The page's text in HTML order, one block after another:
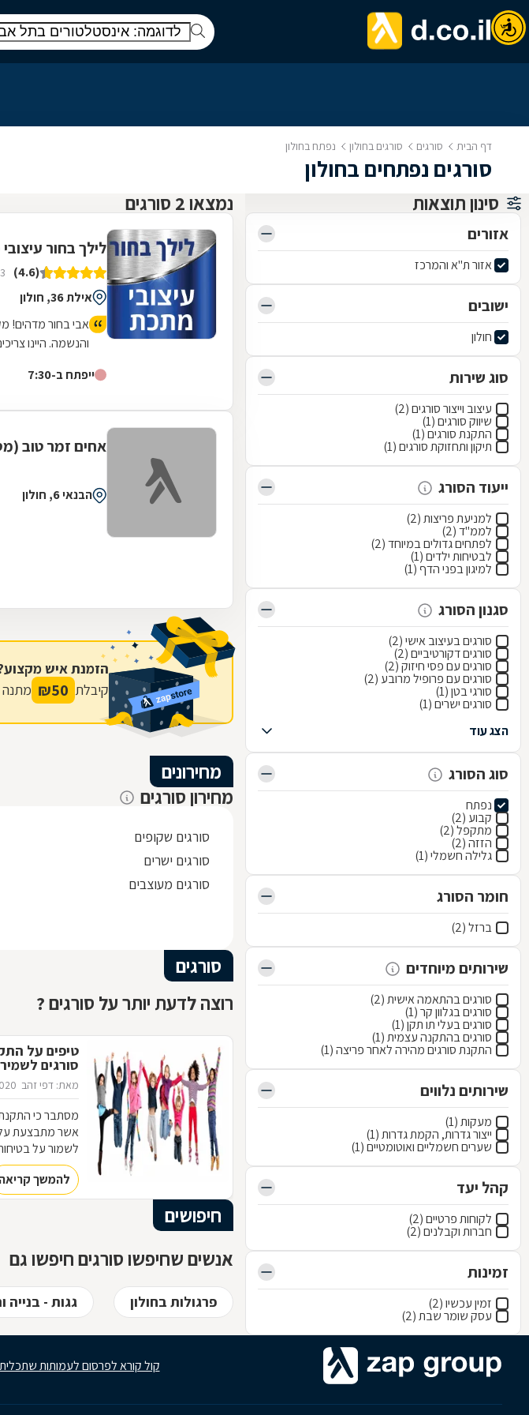
דף הבית סורגים סורגים בחולון נפתח בחולון
סורגים נפתחים בחולון
סינון תוצאות
אזורים
אזור ת"א והמרכז
ישובים
חולון
סוג שירות
עיצוב וייצור סורגים (2)
שיווק סורגים (1)
התקנת סורגים (1)
תיקון ותחזוקת סורגים (1)
ייעוד הסורג
למניעת פריצות (2)
לממ"ד (2)
לפתחים גדולים במיוחד (2)
לבטיחות ילדים (1)
למיגון בפני הדף (1)
סגנון הסורג
סורגים בעיצוב אישי (2)
סורגים דקורטיביים (2)
סורגים עם פסי חיזוק (2)
סורגים עם פרופיל מרובע (2)
סורגי בטן (1)
סורגים ישרים (1)
הצג עוד
סוג הסורג
נפתח
קבוע (2)
מתקפל (2)
הזזה (2)
גלילה חשמלי (1)
חומר הסורג
ברזל (2)
שירותים מיוחדים
סורגים בהתאמה אישית (2)
סורגים בגלוון קר (1)
סורגים בעלי תו תקן (1)
סורגים בהתקנה עצמית (1)
התקנת סורגים מהירה לאחר פריצה (1)
שירותים נלווים
מעקות (1)
ייצור גדרות, הקמת גדרות (1)
שערים חשמליים ואוטומטיים (1)
קהל יעד
לקוחות פרטיים (2)
חברות וקבלנים (2)
זמינות
זמין עכשיו (2)
עסק שומר שבת (2)
נמצאו 2 סורגים
לילך בחור
(4.6)
13
אילת 36, חולון
אבי בחור מדהים!
והנשמה. היינו
אנחנו התעקשנו כי
את הגדר ללא
מהקבלן, בנוסף
שעושה הכל מהלב
ייפתח ב-7:30
אחים זמר טוב
הבנאי 6, חולון
הזמנת איש
קיבלת 50
₪ מתנה
מחירונים
מחירון סורגים
סורגים שקופים
סורגים ישרים
סורגים מעוצבים
סורגים
רוצה לדעת יותר על סורגים ?
טיפים על
סורגים
ילדים
מאת: דפי זהב
מסתבר כי
אשר מתבצעת
לשמור על
יכולה
שתבחרו להתקין
מפורצים
סורגים מגולוונים?
הסורגים? כל
לפניכם
להמשך קריאה
חיפושים
אנשים שחיפשו סורגים חיפשו גם
פרגולות בחולון גגות - בנייה
קול קורא לפרסום לעמותות